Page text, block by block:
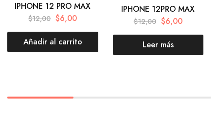
IPHONE 12 PRO MAX
$12,00 $6,00
Añadir al carrito
IPHONE 12PRO MAX
$12,00 $6,00
Leer más